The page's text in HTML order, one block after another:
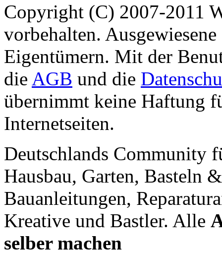
Copyright (C) 2007-2011
vorbehalten.
Eigentümern. Mit der
die AGB und die
übernimmt keine Haftung
Internetseiten.
Deutschlands Community
Hausbau, Garten, Basteln
Bauanleitungen,
Kreative und Bastler. Alle
selber machen